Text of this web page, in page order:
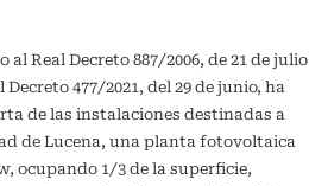
al Real Decreto 887/2006, de 21 de julio
477/2021, del 29 de junio, ha
de las instalaciones destinadas a
de Lucena, una planta fotovoltaica
ocupando 1/3 de la superficie,